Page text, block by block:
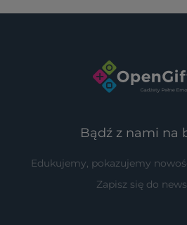
Bądź z nami na
Edukujemy, pokazujemy
Zapisz się do